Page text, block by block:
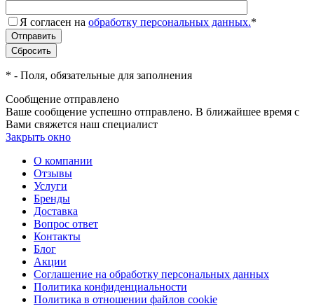
Я согласен на обработку персональных данных.*
* - Поля, обязательные для заполнения
Сообщение отправлено
Ваше сообщение успешно отправлено. В ближайшее время с
Вами свяжется наш специалист
Закрыть окно
О компании
Отзывы
Услуги
Бренды
Доставка
Вопрос ответ
Контакты
Блог
Акции
Соглашение на обработку персональных данных
Политика конфиденциальности
Политика в отношении файлов cookie